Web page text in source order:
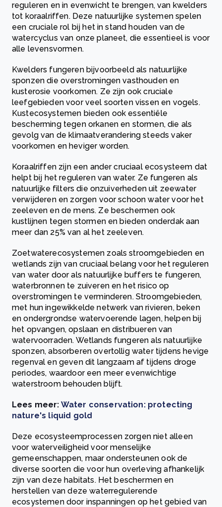
reguleren en in evenwicht te brengen, van kwelders
tot koraalriffen. Deze natuurlijke systemen spelen
een cruciale rol bij het in stand houden van de
watercyclus van onze planeet, die essentieel is voor
alle levensvormen.
Kwelders fungeren bijvoorbeeld als natuurlijke
sponzen die overstromingen vasthouden en
kusterosie voorkomen. Ze zijn ook cruciale
leefgebieden voor veel soorten vissen en vogels.
Kustecosystemen bieden ook essentiële
bescherming tegen orkanen en stormen, die als
gevolg van de klimaatverandering steeds vaker
voorkomen en heviger worden.
Koraalriffen zijn een ander cruciaal ecosysteem dat
helpt bij het reguleren van water. Ze fungeren als
natuurlijke filters die onzuiverheden uit zeewater
verwijderen en zorgen voor schoon water voor het
zeeleven en de mens. Ze beschermen ook
kustlijnen tegen stormen en bieden onderdak aan
meer dan 25% van al het zeeleven.
Zoetwaterecosystemen zoals stroomgebieden en
wetlands zijn van cruciaal belang voor het reguleren
van water door als natuurlijke buffers te fungeren,
waterbronnen te zuiveren en het risico op
overstromingen te verminderen. Stroomgebieden,
met hun ingewikkelde netwerk van rivieren, beken
en ondergrondse watervoerende lagen, helpen bij
het opvangen, opslaan en distribueren van
watervoorraden. Wetlands fungeren als natuurlijke
sponzen, absorberen overtollig water tijdens hevige
regenval en geven dit langzaam af tijdens droge
periodes, waardoor een meer evenwichtige
waterstroom behouden blijft.
Lees meer: Water conservation: protecting
nature's liquid gold
Deze ecosysteemprocessen zorgen niet alleen
voor waterveiligheid voor menselijke
gemeenschappen, maar ondersteunen ook de
diverse soorten die voor hun overleving afhankelijk
zijn van deze habitats. Het beschermen en
herstellen van deze waterregulerende
ecosystemen door inspanningen op het gebied van